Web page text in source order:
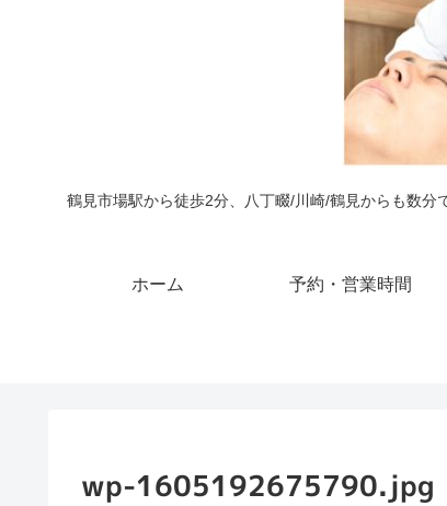
鶴見市場駅から徒歩2分、八丁畷/川崎/鶴見からも数
ホーム 予約・営業時間
wp-1605192675790.jpg